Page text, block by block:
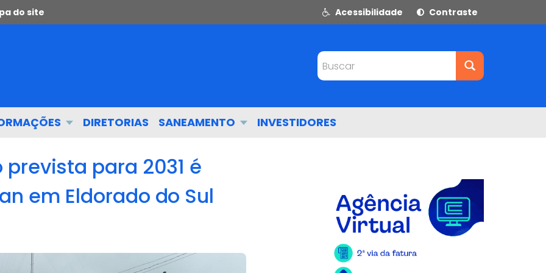
do site Acessibilidade Contraste
Buscar
DIRETORIAS SANEAMENTO INVESTIDORES
para 2031 é
em Eldorado do Sul